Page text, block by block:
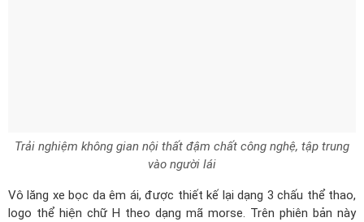
logo thể hiện chữ H theo dạng mã morse. Trên phiên bản này
vẫn sử dụng cần số thông thường, chưa được nâng cấp lên cần